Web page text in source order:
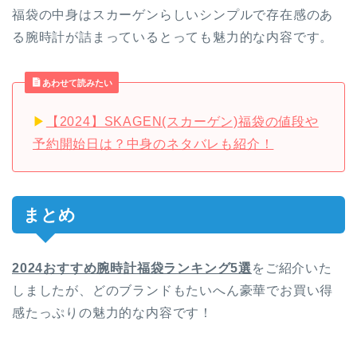
福袋の中身はスカーゲンらしいシンプルで存在感のあ
る腕時計が詰まっているとっても魅力的な内容です。
あわせて読みたい
▶︎
【2024】SKAGEN(スカーゲン)福袋の値段や
予約開始日は？中身のネタバレも紹介！
まとめ
2024おすすめ腕時計福袋ランキング5選 をご紹介いた
しましたが、どのブランドもたいへん豪華でお買い得
感たっぷりの魅力的な内容です！